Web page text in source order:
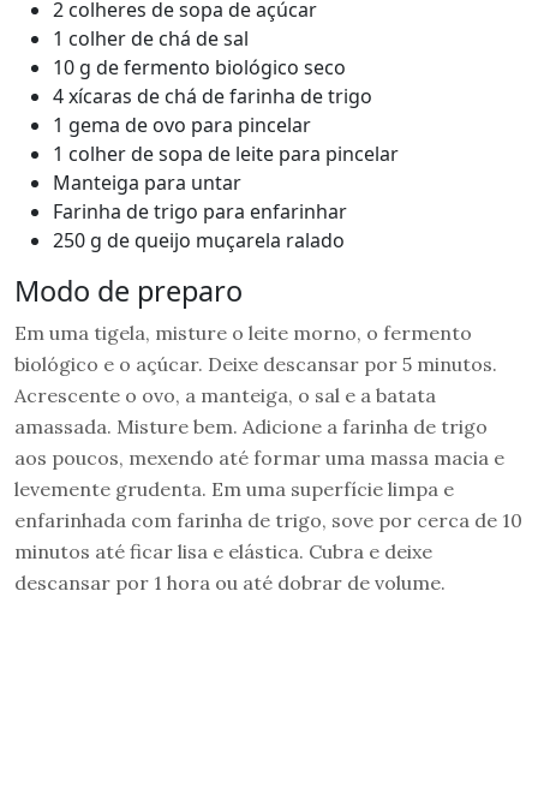
2 colheres de sopa de açúcar
1 colher de chá de sal
10 g de fermento biológico seco
4 xícaras de chá de farinha de trigo
1 gema de ovo para pincelar
1 colher de sopa de leite para pincelar
Manteiga para untar
Farinha de trigo para enfarinhar
250 g de queijo muçarela ralado
Modo de preparo
Em uma tigela, misture o leite morno, o fermento
biológico e o açúcar. Deixe descansar por 5 minutos.
Acrescente o ovo, a manteiga, o sal e a batata
amassada. Misture bem. Adicione a farinha de trigo
aos poucos, mexendo até formar uma massa macia e
levemente grudenta. Em uma superfície limpa e
enfarinhada com farinha de trigo, sove por cerca de 10
minutos até ficar lisa e elástica. Cubra e deixe
descansar por 1 hora ou até dobrar de volume.